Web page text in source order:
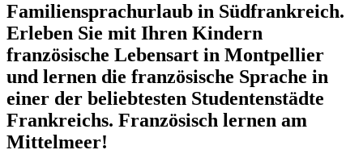
Familiensprachurlaub in Südfrankreich.
Erleben Sie mit Ihren Kindern
französische Lebensart in Montpellier
und lernen die französische Sprache in
einer der beliebtesten Studentenstädte
Frankreichs. Französisch lernen am
Mittelmeer!